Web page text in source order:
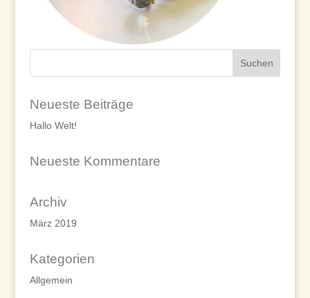
Neueste Beiträge
Hallo Welt!
Neueste Kommentare
Archiv
März 2019
Kategorien
Allgemein